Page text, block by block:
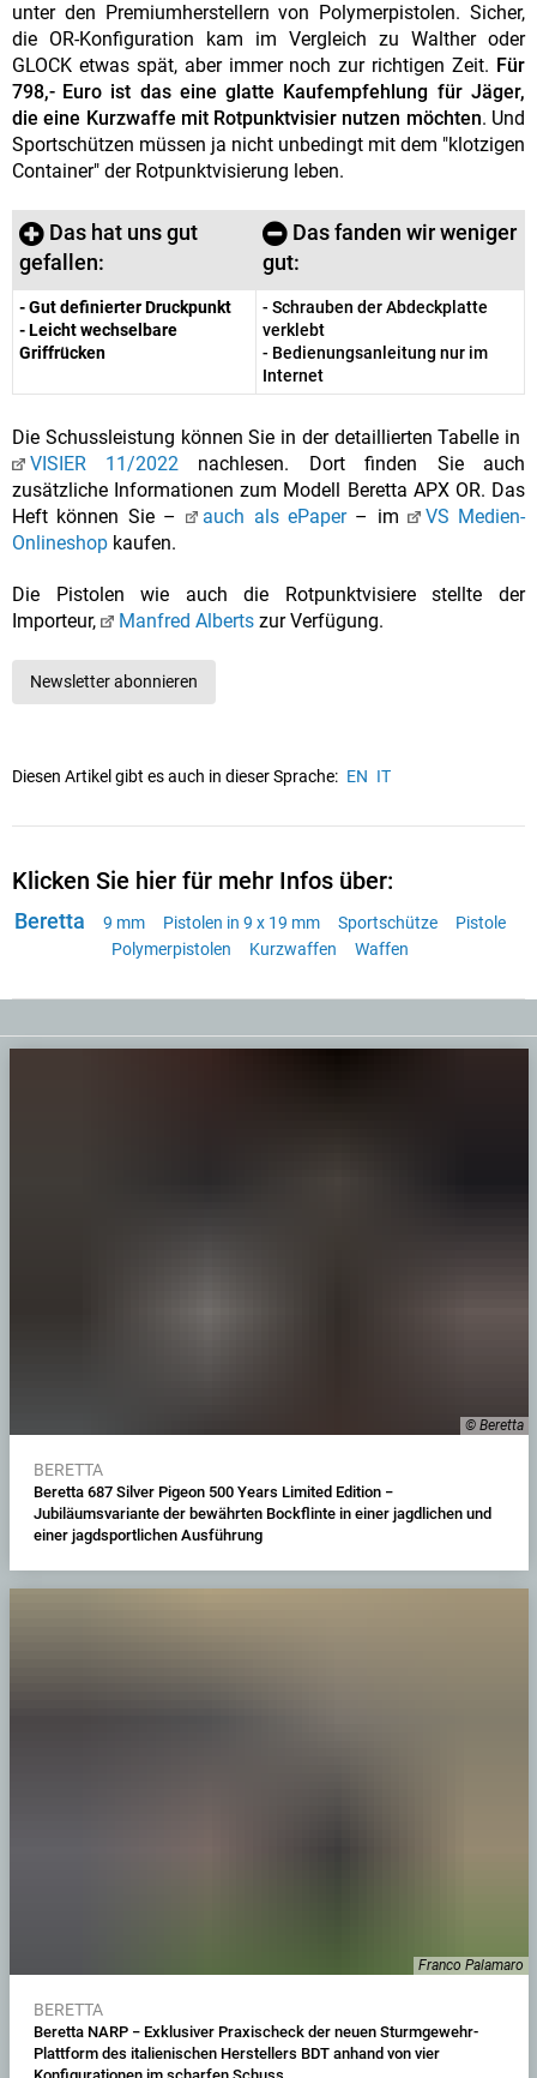
unter den Premiumherstellern von Polymerpistolen. Sicher,
die OR-Konfiguration kam im Vergleich zu Walther oder
GLOCK etwas spät, aber immer noch zur richtigen Zeit. Für
798,- Euro ist das eine glatte Kaufempfehlung für Jäger,
die eine Kurzwaffe mit Rotpunktvisier nutzen möchten. Und
Sportschützen müssen ja nicht unbedingt mit dem "klotzigen
Container" der Rotpunktvisierung leben.
Das hat uns gut
gefallen:
Das fanden wir weniger
gut:
- Gut definierter Druckpunkt
- Leicht wechselbare
Griffrücken
- Schrauben der Abdeckplatte
verklebt
- Bedienungsanleitung nur im
Internet
Die Schussleistung können Sie in der detaillierten Tabelle in
VISIER 11/2022nachlesen. Dort finden Sie auch
zusätzliche Informationen zum Modell Beretta APX OR. Das
Heft können Sie –
auch als ePaper– im
VS Medien-
Onlineshop kaufen.
Die Pistolen wie auch die Rotpunktvisiere stellte der
Importeur,
Manfred Albertszur Verfügung.
Newsletter abonnieren
Diesen Artikel gibt es auch in dieser Sprache: EN IT
Klicken Sie hier für mehr Infos über:
Beretta 9 mm Pistolen in 9 x 19 mm Sportschütze
Pistole
Polymerpistolen
Kurzwaffen Waffen
© Beretta
BERETTA
Beretta 687 Silver Pigeon 500 Years Limited Edition −
Jubiläumsvariante der bewährten Bockflinte in einer jagdlichen und
einer jagdsportlichen Ausführung
Franco Palamaro
BERETTA
Beretta NARP − Exklusiver Praxischeck der neuen Sturmgewehr-
Plattform des italienischen Herstellers BDT anhand von vier